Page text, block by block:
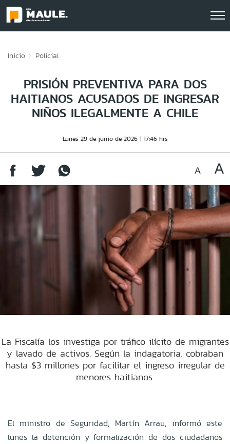
Inicio Policial
PRISIÓN PREVENTIVA PARA DOS
HAITIANOS ACUSADOS DE INGRESAR
NIÑOS ILEGALMENTE A CHILE
Lunes 29 de junio de 2026 17:46 hrs
La Fiscalía los investiga por tráfico ilícito de migrantes
y lavado de activos. Según la indagatoria, cobraban
hasta $3 millones por facilitar el ingreso irregular de
menores haitianos.
El ministro de Seguridad, Martín Arrau, informó este
lunes la detención y formalización de dos ciudadanos